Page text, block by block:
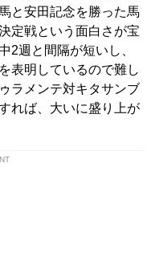
と安田記念を勝った馬
定戦という面白さが宝
2週と間隔が短いし、
表明しているので難し
ラメンテ対キタサンブ
れば、大いに盛り上が